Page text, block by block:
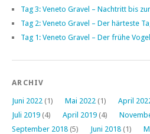
Tag 3: Veneto Gravel – Nachtritt bis
Tag 2: Veneto Gravel – Der härteste
Tag 1: Veneto Gravel – Der frühe
ARCHIV
Juni 2022 (1) Mai 2022 (1) April
Juli 2019 (4) April 2019 (4)
September 2018 (5) Juni 2018 (1)